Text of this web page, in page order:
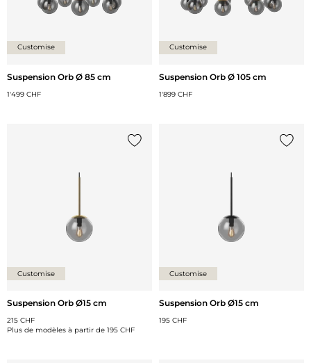
Customise
Suspension Orb Ø 85 cm
1'499 CHF
Customise
Suspension Orb Ø 105 cm
1'899 CHF
Customise
Suspension Orb Ø15 cm
215 CHF
Plus de modèles à partir de 195 CHF
Customise
Suspension Orb Ø15 cm
195 CHF